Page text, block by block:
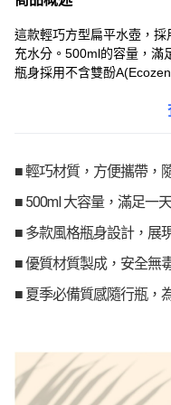
這款輕巧方型扁平水壺，
充水分。500ml的容量，滿
瓶身採用不含雙酚
放入包包，隨時隨地享受健
■ 輕巧材質，方便攜帶，
■ 500ml 大容量，滿足一
■ 多款風格瓶身設計，展
■ 優質材質製成，安全無
■ 夏季必備質感隨行瓶，